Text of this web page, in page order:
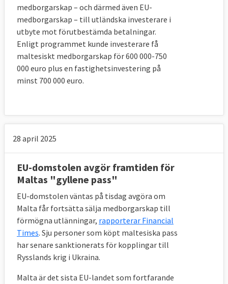
medborgarskap – och därmed även EU-
medborgarskap – till utländska investerare i
utbyte mot förutbestämda betalningar.
Enligt programmet kunde investerare få
maltesiskt medborgarskap för 600 000-750
000 euro plus en fastighetsinvestering på
minst 700 000 euro.
28 april 2025
EU-domstolen avgör framtiden för
Maltas "gyllene pass"
EU-domstolen väntas på tisdag avgöra om
Malta får fortsätta sälja medborgarskap till
förmögna utlänningar, rapporterar Financial
Times. Sju personer som köpt maltesiska pass
har senare sanktionerats för kopplingar till
Rysslands krig i Ukraina.
Malta är det sista EU-landet som fortfarande